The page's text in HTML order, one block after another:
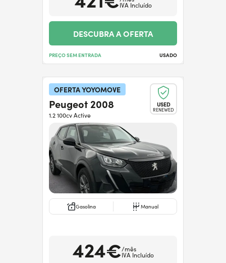
IVA Incluído
DESCUBRA A OFERTA
PREÇO SEM ENTRADA USADO
OFERTA YOYOMOVE
USED
RENEWED
Peugeot 2008
1.2 100cv Active
Gasolina Manual
424€/mês
IVA Incluído